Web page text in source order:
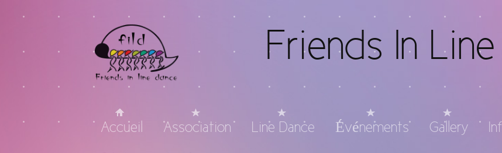
Friends In
Accueil Association Line Dance Événements Gallery